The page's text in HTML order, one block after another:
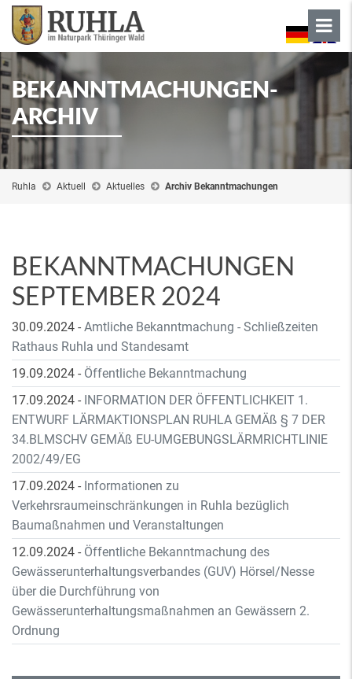
BEKANNTMACHUNGEN-
ARCHIV
Ruhla Aktuell Aktuelles Archiv Bekanntmachungen
BEKANNTMACHUNGEN
SEPTEMBER 2024
30.09.2024 - Amtliche Bekanntmachung - Schließzeiten
Rathaus Ruhla und Standesamt
19.09.2024 - Öffentliche Bekanntmachung
17.09.2024 - INFORMATION DER ÖFFENTLICHKEIT 1.
ENTWURF LÄRMAKTIONSPLAN RUHLA GEMÄß § 7 DER
34.BLMSCHV GEMÄß EU-UMGEBUNGSLÄRMRICHTLINIE
2002/49/EG
17.09.2024 - Informationen zu
Verkehrsraumeinschränkungen in Ruhla bezüglich
Baumaßnahmen und Veranstaltungen
12.09.2024 - Öffentliche Bekanntmachung des
Gewässerunterhaltungsverbandes (GUV) Hörsel/Nesse
über die Durchführung von
Gewässerunterhaltungsmaßnahmen an Gewässern 2.
Ordnung